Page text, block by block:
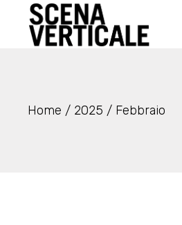
Home 2025 Febbraio